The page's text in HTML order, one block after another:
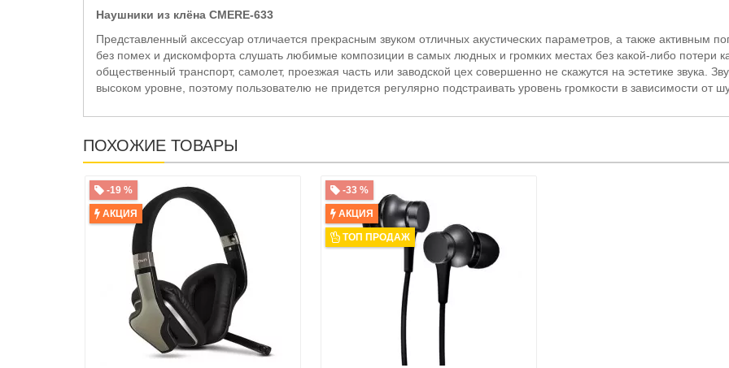
Наушники из клёна CMERE-633
Представленный аксессуар отличается прекрасным звуком отличных акустических параметров, а также активным
без помех и дискомфорта слушать любимые композиции в самых людных и громких местах без какой-либо потери
общественный транспорт, самолет, проезжая часть или заводской цех совершенно не скажутся на эстетике звука.
высоком уровне, поэтому пользователю не придется регулярно подстраивать уровень громкости в зависимости от
ПОХОЖИЕ ТОВАРЫ
-19 %
АКЦИЯ
-33 %
АКЦИЯ
ТОП ПРОДАЖ